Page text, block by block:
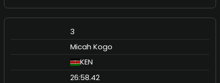
3
Micah Kogo
KEN
26:58.42